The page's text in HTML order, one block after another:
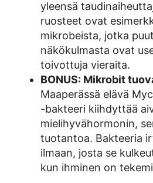
yleensä
ruosteet ovat
mikrobeista, jotka
näkökulmasta ovat
toivottuja vieraita.
BONUS: Mikrobit
Maaperässä elävä
-bakteeri kiihdyttää
mielihyvähormonin,
tuotantoa. Bakteeria
ilmaan, josta se
kun ihminen on